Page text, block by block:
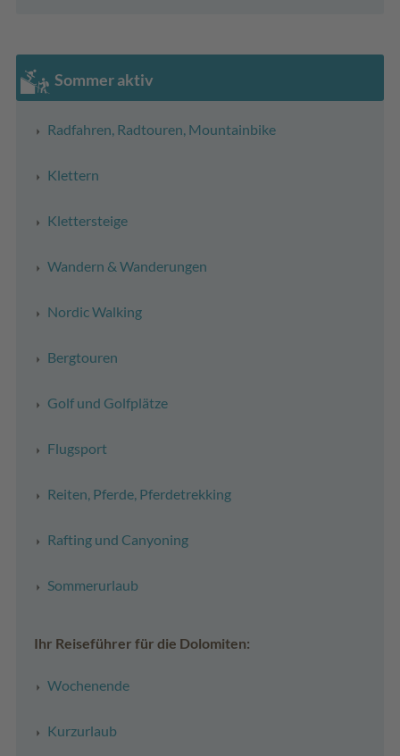
Sommer aktiv
Radfahren, Radtouren, Mountainbike
Klettern
Klettersteige
Wandern & Wanderungen
Nordic Walking
Bergtouren
Golf und Golfplätze
Flugsport
Reiten, Pferde, Pferdetrekking
Rafting und Canyoning
Sommerurlaub
Ihr Reiseführer für die Dolomiten:
Wochenende
Kurzurlaub